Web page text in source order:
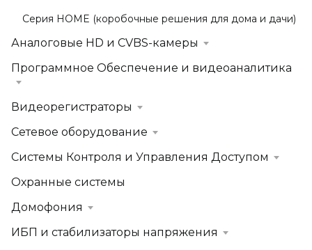
Серия HOME (коробочные решения для дома и дачи)
Аналоговые HD и CVBS-камеры
Программное Обеспечение и видеоаналитика
Видеорегистраторы
Сетевое оборудование
Системы Контроля и Управления Доступом
Охранные системы
Домофония
ИБП и стабилизаторы напряжения